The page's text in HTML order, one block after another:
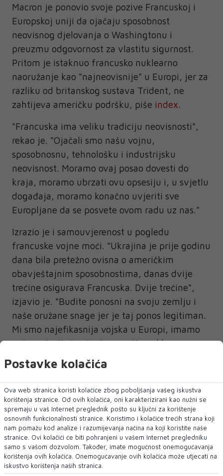
Macron je ponovio svoje pozive Francuskoj i
Europskoj uniji da ojačaju sposobnost
neovisnog djelovanja o Washingtonu i
preuzmu odgovornost za vlastitu sigurnost.
Pritom je istaknuo francusko nuklearno
naoružanje kao "najneovisnije" u Europi, jer za
razliku od britanskog sustava Trident, ne
zahtijeva američku podršku, piše index.
"Francuska ima veliku tradiciju neovisnosti",
rekao je. "Ojačali smo našu vojnu,
sposobnosnu, tehnološku i industrijsku
neovisnost. Moramo ovaj posao dovesti do
kraja, moramo ubrzati ovu opsesiju i, u svjetlu
događaja, moramo konačno uvjeriti sve
Europljane da se posvete ovom radu uz nas."
Izrazio je i samouvjerenost u pogledu
francuske vojne moći. "Ukrajina je prije godinu
dana bila pretežno ovisna o američkim
obavještajnim sposobnostima, danas dvije
trećine osigurava Francuska. Dvije trećine",
izjavio je. "Budite ponosni na svoju zemlju i
naše oružane snage jer je taj ponos legitiman.
Mi smo najefikasnija vojska u Europi, imamo
najneovisnije i najautonomnije nuklearno
odvraćanje u Europi."
EMMANUEL MACRON
NAJNOVIJE NAJČITANIJE
Postavke kolačića
Ova web stranica koristi kolačiće zbog poboljšanja vašeg iskustva
korištenja stranice. Od ovih kolačića, oni karakterizirani kao nužni se
spremaju u vaš Internet preglednik pošto su ključni za korištenje
osnovnih funkcionalnosti stranice. Koristimo i kolačiće trećih strana koji
nam pomažu kod analize i razumijevanja načina na koji koristite naše
stranice. Ovi kolačići će biti pohranjeni u vašem Internet pregledniku
samo s vašom dozvolom. Također, imate mogućnost onemogućavanja
korištenja ovih kolačića. Onemogućavanje ovih kolačića može utjecati na
iskustvo korištenja naših stranica.